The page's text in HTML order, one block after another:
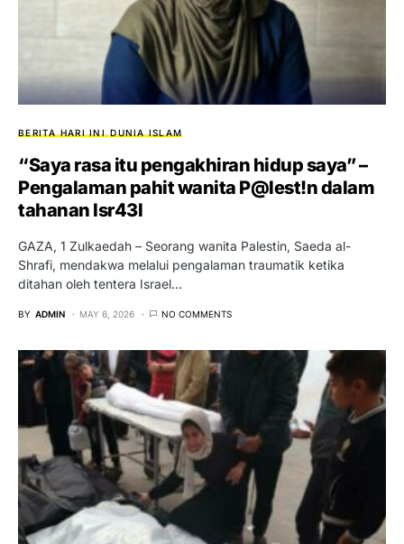
BERITA HARI INI DUNIA ISLAM
“Saya rasa itu pengakhiran hidup saya” –
Pengalaman pahit wanita P@lest!n dalam
tahanan Isr43l
GAZA, 1 Zulkaedah – Seorang wanita Palestin, Saeda al-
Shrafi, mendakwa melalui pengalaman traumatik ketika
ditahan oleh tentera Israel…
BY ADMIN MAY 6, 2026 NO COMMENTS